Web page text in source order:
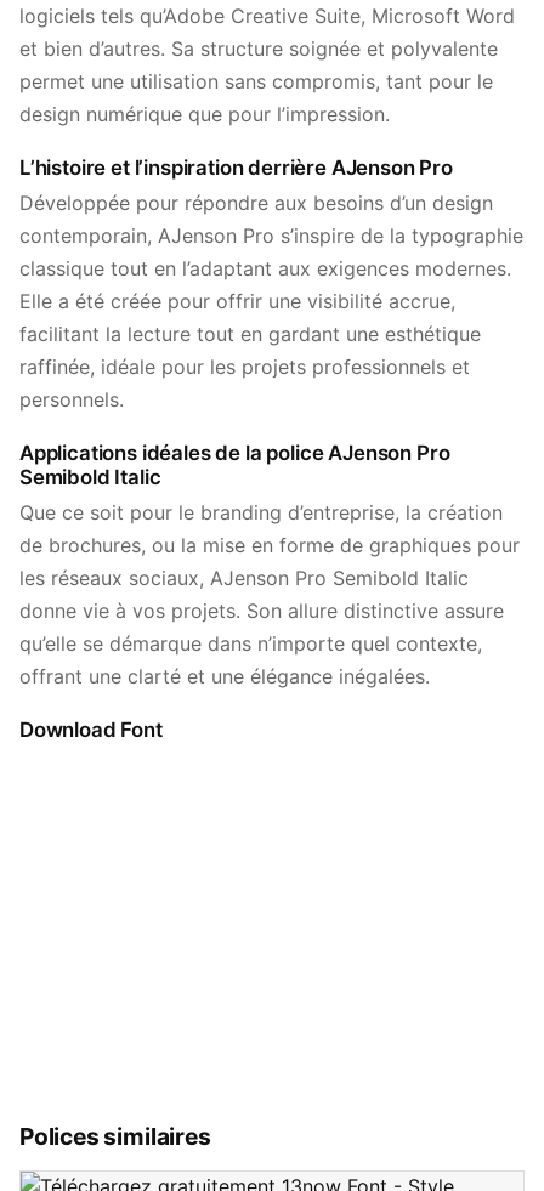
logiciels tels qu’Adobe Creative Suite, Microsoft Word
et bien d’autres. Sa structure soignée et polyvalente
permet une utilisation sans compromis, tant pour le
design numérique que pour l’impression.
L’histoire et l’inspiration derrière AJenson Pro
Développée pour répondre aux besoins d’un design
contemporain, AJenson Pro s’inspire de la typographie
classique tout en l’adaptant aux exigences modernes.
Elle a été créée pour offrir une visibilité accrue,
facilitant la lecture tout en gardant une esthétique
raffinée, idéale pour les projets professionnels et
personnels.
Applications idéales de la police AJenson Pro
Semibold Italic
Que ce soit pour le branding d’entreprise, la création
de brochures, ou la mise en forme de graphiques pour
les réseaux sociaux, AJenson Pro Semibold Italic
donne vie à vos projets. Son allure distinctive assure
qu’elle se démarque dans n’importe quel contexte,
offrant une clarté et une élégance inégalées.
Download Font
Polices similaires